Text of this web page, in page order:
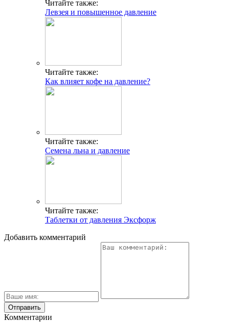
Читайте также:
Левзея и повышенное давление
Читайте также:
Как влияет кофе на давление?
Читайте также:
Семена льна и давление
Читайте также:
Таблетки от давления Эксфорж
Добавить комментарий
Комментарии